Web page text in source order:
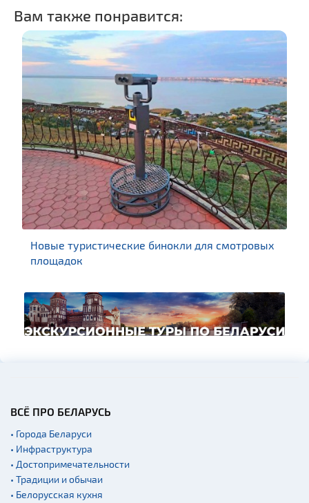
Вам также понравится:
Новые туристические бинокли для смотровых
площадок
ВСЁ ПРО БЕЛАРУСЬ
• Города Беларуси
• Инфраструктура
• Достопримечательности
• Традиции и обычаи
• Белорусская кухня